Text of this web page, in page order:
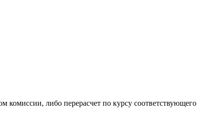
комиссии, либо перерасчет по курсу соответствующего